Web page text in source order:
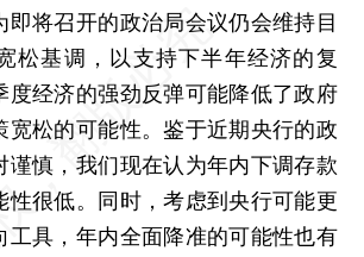
即将召开的政治局会议仍会维持目
松基调，以支持下半年经济的复
度经济的强劲反弹可能降低了政府
宽松的可能性。鉴于近期央行的政
谨慎，我们现在认为年内下调存款
性很低。同时，考虑到央行可能更
工具，年内全面降准的可能性也有